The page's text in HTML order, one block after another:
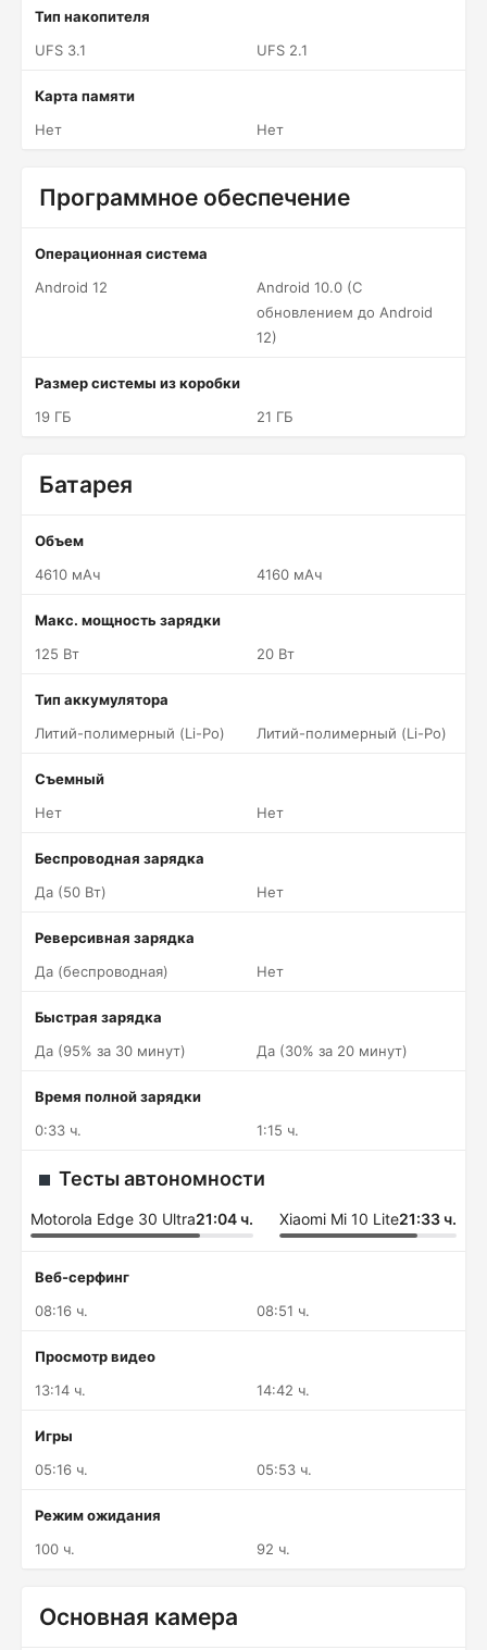
Тип накопителя
UFS 3.1
UFS 2.1
Карта памяти
Нет
Нет
Программное обеспечение
Операционная система
Android 12
Android 10.0 (С
обновлением до Android
12)
Размер системы из коробки
19 ГБ
21 ГБ
Батарея
Объем
4610 мАч
4160 мАч
Макс. мощность зарядки
125 Вт
20 Вт
Тип аккумулятора
Литий-полимерный (Li-Po)
Литий-полимерный (Li-Po)
Съемный
Нет
Нет
Беспроводная зарядка
Да (50 Вт)
Нет
Реверсивная зарядка
Да (беспроводная)
Нет
Быстрая зарядка
Да (95% за 30 минут)
Да (30% за 20 минут)
Время полной зарядки
0:33 ч.
1:15 ч.
Тесты автономности
Motorola Edge 30 Ultra21:04 ч. Xiaomi Mi 10 Lite21:33 ч.
Веб-серфинг
08:16 ч.
08:51 ч.
Просмотр видео
13:14 ч.
14:42 ч.
Игры
05:16 ч.
05:53 ч.
Режим ожидания
100 ч.
92 ч.
Основная камера